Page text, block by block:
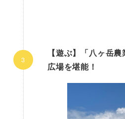
【遊ぶ】「八ヶ岳
広場を堪能！